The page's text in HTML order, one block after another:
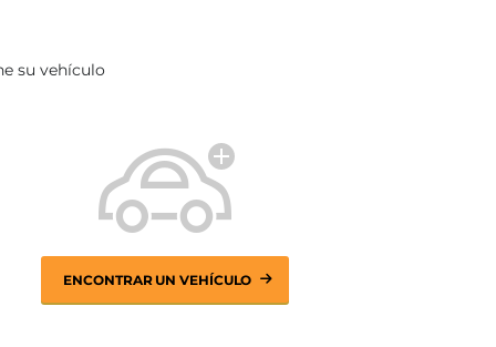
su vehículo
ENCONTRAR UN VEHÍCULO